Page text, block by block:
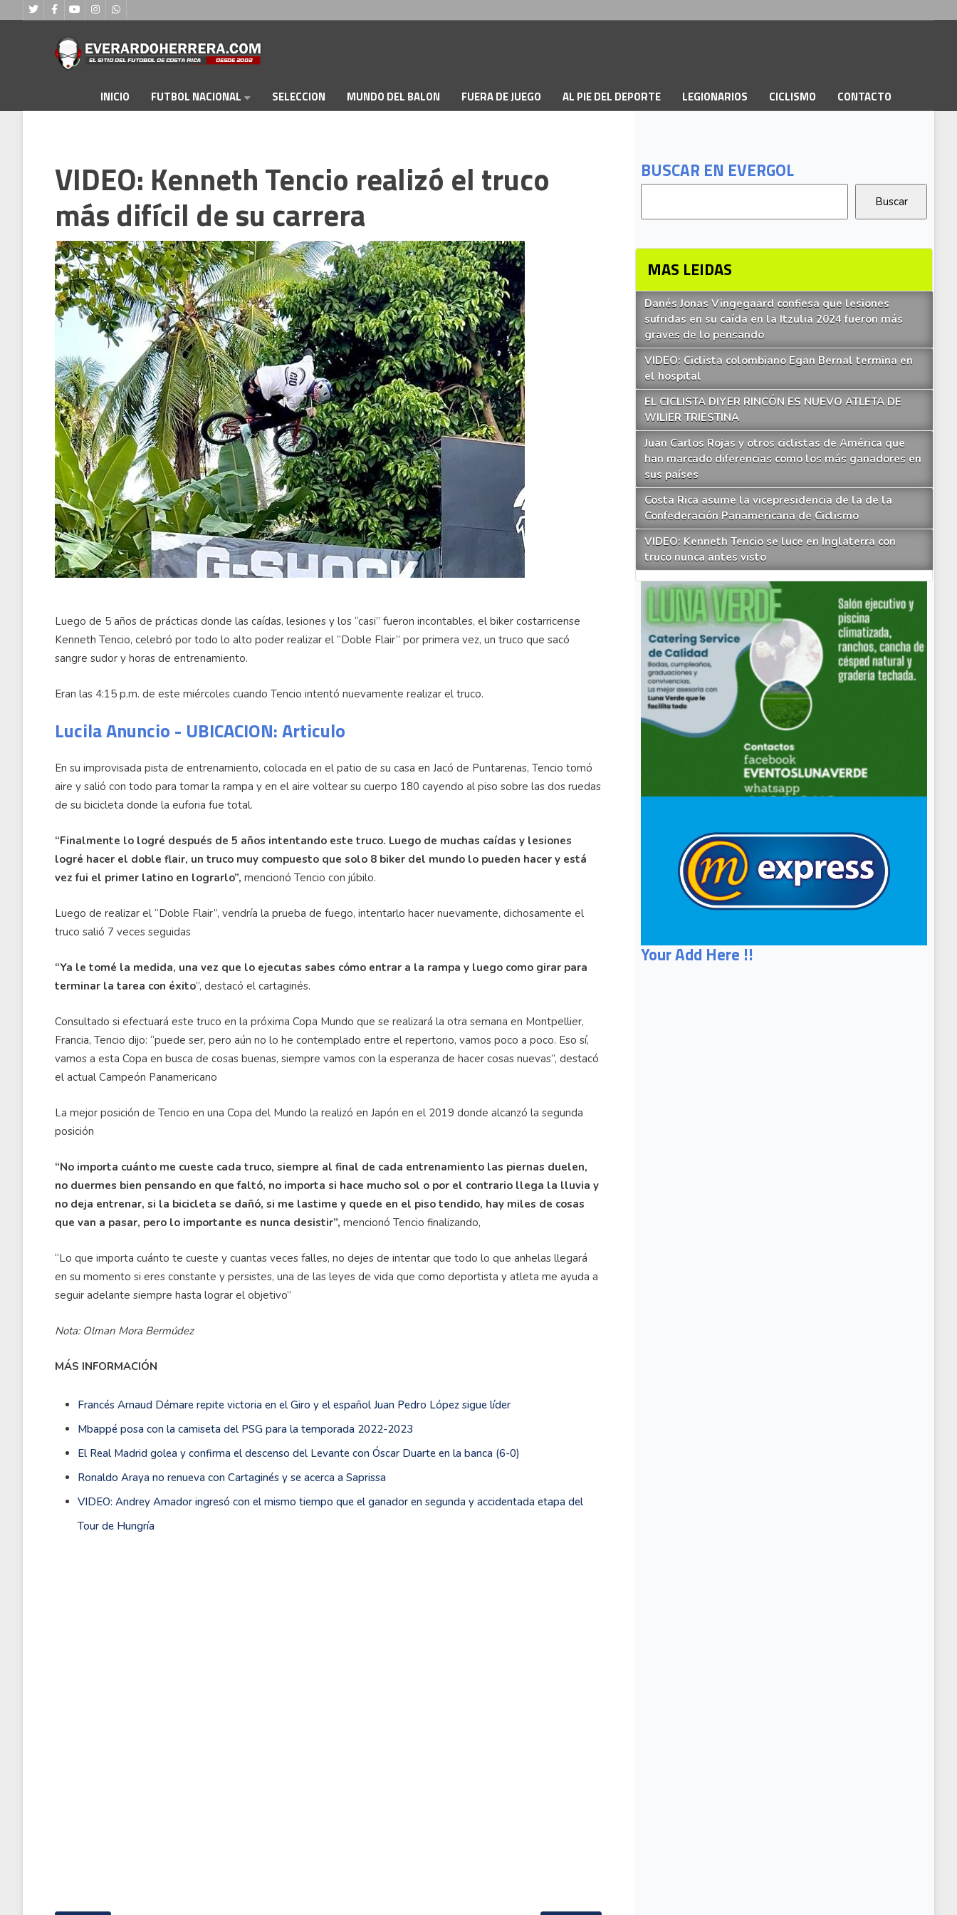
INICIO FUTBOL NACIONAL SELECCION MUNDO DEL BALON FUERA DE JUEGO AL PIE DEL DEPORTE LEGIONARIOS CICLISMO CONTACTO
BUSCAR EN EVERGOL
MAS LEIDAS
Danés Jonas Vingegaard confiesa que lesiones
sufridas en su caída en la Itzulia 2024 fueron más
graves de lo pensando
VIDEO: Ciclista colombiano Egan Bernal termina en
el hospital
EL CICLISTA DIYER RINCÓN ES NUEVO ATLETA DE
WILIER TRIESTINA
Juan Carlos Rojas y otros ciclistas de América que
han marcado diferencias como los más ganadores en
sus países
Costa Rica asume la vicepresidencia de la de la
Confederación Panamericana de Ciclismo
VIDEO: Kenneth Tencio se luce en Inglaterra con
truco nunca antes visto
Your Add Here !!
VIDEO: Kenneth Tencio realizó el truco
más difícil de su carrera
Luego de 5 años de prácticas donde las caídas, lesiones y los “casi” fueron incontables, el biker costarricense
Kenneth Tencio, celebró por todo lo alto poder realizar el “Doble Flair” por primera vez, un truco que sacó
sangre sudor y horas de entrenamiento.
Eran las 4:15 p.m. de este miércoles cuando Tencio intentó nuevamente realizar el truco.
Lucila Anuncio - UBICACION: Articulo
En su improvisada pista de entrenamiento, colocada en el patio de su casa en Jacó de Puntarenas, Tencio tomó
aire y salió con todo para tomar la rampa y en el aire voltear su cuerpo 180 cayendo al piso sobre las dos ruedas
de su bicicleta donde la euforia fue total.
“Finalmente lo logré después de 5 años intentando este truco. Luego de muchas caídas y lesiones
logré hacer el doble flair, un truco muy compuesto que solo 8 biker del mundo lo pueden hacer y está
vez fui el primer latino en lograrlo”, mencionó Tencio con júbilo.
Luego de realizar el “Doble Flair”, vendría la prueba de fuego, intentarlo hacer nuevamente, dichosamente el
truco salió 7 veces seguidas
“Ya le tomé la medida, una vez que lo ejecutas sabes cómo entrar a la rampa y luego como girar para
terminar la tarea con éxito”, destacó el cartaginés.
Consultado si efectuará este truco en la próxima Copa Mundo que se realizará la otra semana en Montpellier,
Francia, Tencio dijo: “puede ser, pero aún no lo he contemplado entre el repertorio, vamos poco a poco. Eso sí,
vamos a esta Copa en busca de cosas buenas, siempre vamos con la esperanza de hacer cosas nuevas”, destacó
el actual Campeón Panamericano
La mejor posición de Tencio en una Copa del Mundo la realizó en Japón en el 2019 donde alcanzó la segunda
posición
“No importa cuánto me cueste cada truco, siempre al final de cada entrenamiento las piernas duelen,
no duermes bien pensando en que faltó, no importa si hace mucho sol o por el contrario llega la lluvia y
no deja entrenar, si la bicicleta se dañó, si me lastime y quede en el piso tendido, hay miles de cosas
que van a pasar, pero lo importante es nunca desistir”, mencionó Tencio finalizando,
“Lo que importa cuánto te cueste y cuantas veces falles, no dejes de intentar que todo lo que anhelas llegará
en su momento si eres constante y persistes, una de las leyes de vida que como deportista y atleta me ayuda a
seguir adelante siempre hasta lograr el objetivo”
Nota: Olman Mora Bermúdez
MÁS INFORMACIÓN
Francés Arnaud Démare repite victoria en el Giro y el español Juan Pedro López sigue líder
Mbappé posa con la camiseta del PSG para la temporada 2022-2023
El Real Madrid golea y confirma el descenso del Levante con Óscar Duarte en la banca (6-0)
Ronaldo Araya no renueva con Cartaginés y se acerca a Saprissa
VIDEO: Andrey Amador ingresó con el mismo tiempo que el ganador en segunda y accidentada etapa del
Tour de Hungría